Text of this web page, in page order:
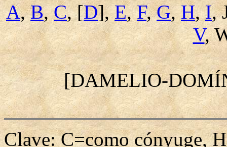
A,B,C, [D],E,F,G,H,I,
V,
[DAMELIO-
Clave: C=como cónyuge,